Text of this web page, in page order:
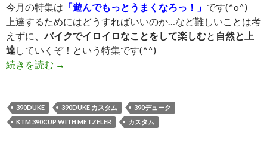
今月の特集は 「遊んでもっとうまくなろっ！」 です(^o^)
上達するためにはどうすればいいのか…など難しいことは考
えずに、バイクでイロイロなことをして楽しむと 自然と上
達 していくぞ！という特集です(^^)
続きを読む U4（アンダー400）最新号（NO60）発売中！
→
390DUKE 390DUKE カスタム
390デューク
KTM 390CUP WITH METZELER
カスタム